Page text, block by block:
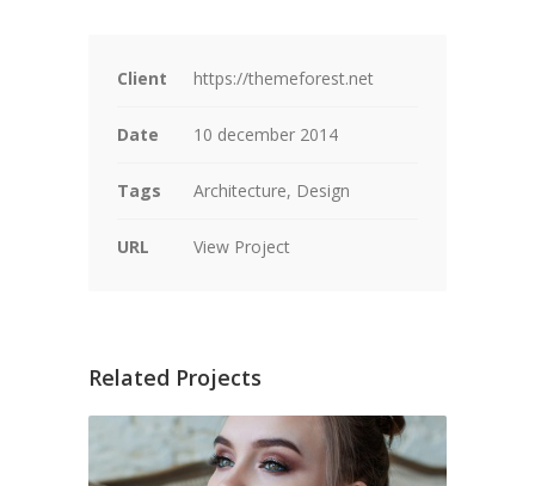
Client https://themeforest.net
Date 10 december 2014
Tags Architecture, Design
URL View Project
Related Projects